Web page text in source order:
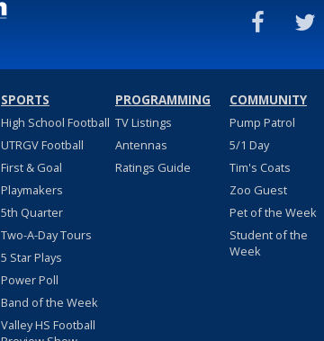
SPORTS
High School Football
UTRGV Football
First & Goal
Playmakers
5th Quarter
Two-A-Day Tours
5 Star Plays
Power Poll
Band of the Week
Valley HS Football
PROGRAMMING
TV Listings
Antennas
Ratings Guide
COMMUNITY
Pump Patrol
5/1 Day
Tim's Coats
Zoo Guest
Pet of the Week
Student of the
Week